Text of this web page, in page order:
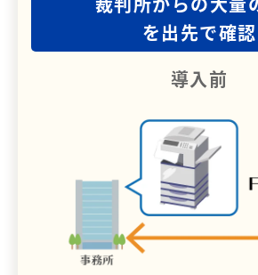
を出先で確認
導入前